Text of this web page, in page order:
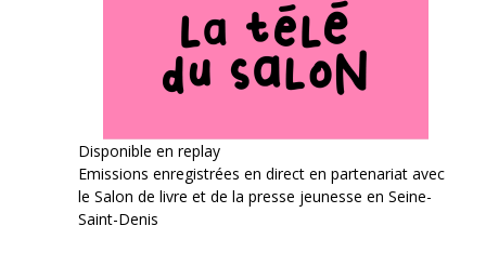
Disponible en replay
Emissions enregistrées en direct en partenariat avec
le Salon de livre et de la presse jeunesse en Seine-
Saint-Denis